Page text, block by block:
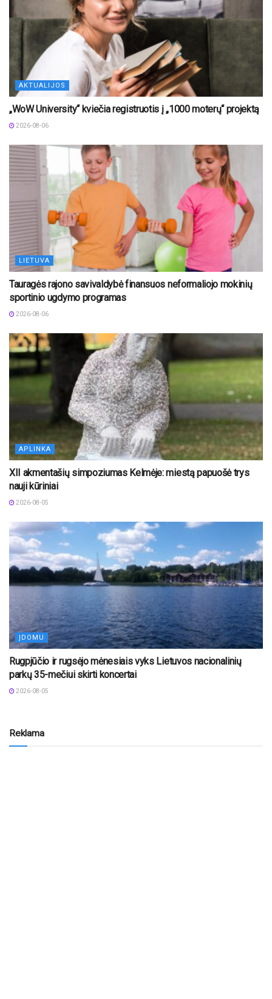
AKTUALIJOS
„WoW University“ kviečia registruotis į „1000 moterų“ projektą
2026-08-06
LIETUVA
Tauragės rajono savivaldybė finansuos neformaliojo mokinių
sportinio ugdymo programas
2026-08-06
APLINKA
XII akmentašių simpoziumas Kelmėje: miestą papuošė trys
nauji kūriniai
2026-08-05
ĮDOMU
Rugpjūčio ir rugsėjo mėnesiais vyks Lietuvos nacionalinių
parkų 35-mečiui skirti koncertai
2026-08-05
Reklama